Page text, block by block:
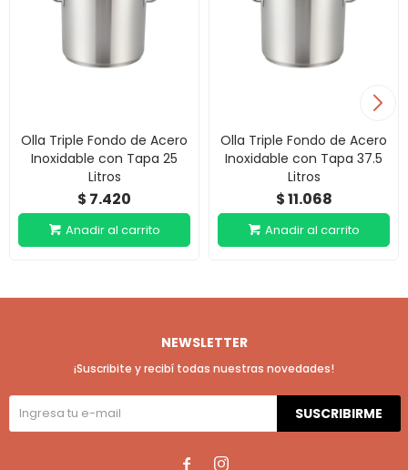
Olla Triple Fondo de Acero
Inoxidable con Tapa 25
Litros
$ 7.420
Olla Triple Fondo de Acero
Inoxidable con Tapa 37.5
Litros
$11.068
NEWSLETTER
¡Suscribite y recibí todas nuestras novedades!
SUSCRIBIRME
 